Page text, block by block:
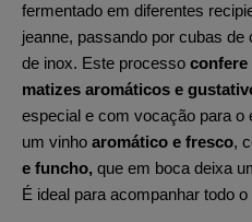
fermentado em diferentes
jeanne, passando por cubas
de inox. Este processo confere
matizes aromáticos e
especial e com vocação para o
um vinho aromático e fresco,
e funcho, que em boca deixa
É ideal para acompanhar todo